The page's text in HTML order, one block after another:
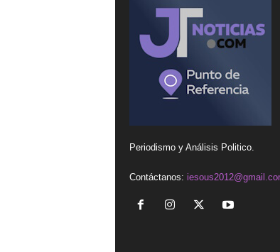
Periodismo y Análisis Politico.
Contáctanos: